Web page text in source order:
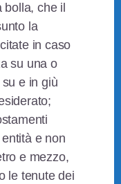
che il
la
in caso
su una o
e in giù
e non
e mezzo,
le tenute dei